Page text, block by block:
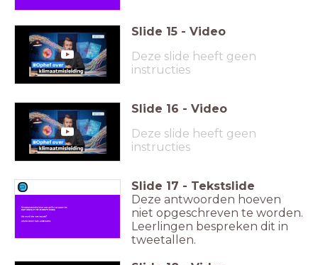
Slide 15 - Video
Deze slide heeft geen
instructies
Slide 16 - Video
Deze slide heeft geen
instructies
Slide 17 - Tekstslide
Deze antwoorden hoeven
niet opgeschreven te worden.
Leerlingen bespreken dit in
tweetallen.